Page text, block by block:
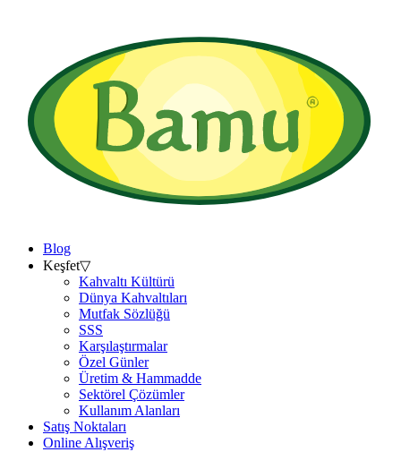
Blog
Keşfet▽
Kahvaltı Kültürü
Dünya Kahvaltıları
Mutfak Sözlüğü
SSS
Karşılaştırmalar
Özel Günler
Üretim & Hammadde
Sektörel Çözümler
Kullanım Alanları
Satış Noktaları
Online Alışveriş